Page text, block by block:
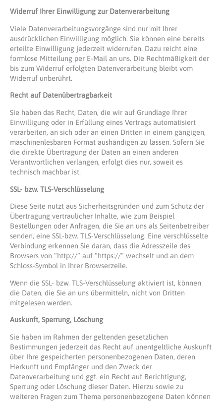
Widerruf Ihrer Einwilligung zur Datenverarbeitung
Viele Datenverarbeitungsvorgänge sind nur mit Ihrer
ausdrücklichen Einwilligung möglich. Sie können eine bereits
erteilte Einwilligung jederzeit widerrufen. Dazu reicht eine
formlose Mitteilung per E-Mail an uns. Die Rechtmäßigkeit der
bis zum Widerruf erfolgten Datenverarbeitung bleibt vom
Widerruf unberührt.
Recht auf Datenübertragbarkeit
Sie haben das Recht, Daten, die wir auf Grundlage Ihrer
Einwilligung oder in Erfüllung eines Vertrags automatisiert
verarbeiten, an sich oder an einen Dritten in einem gängigen,
maschinenlesbaren Format aushändigen zu lassen. Sofern Sie
die direkte Übertragung der Daten an einen anderen
Verantwortlichen verlangen, erfolgt dies nur, soweit es
technisch machbar ist.
SSL- bzw. TLS-Verschlüsselung
Diese Seite nutzt aus Sicherheitsgründen und zum Schutz der
Übertragung vertraulicher Inhalte, wie zum Beispiel
Bestellungen oder Anfragen, die Sie an uns als Seitenbetreiber
senden, eine SSL-bzw. TLS-Verschlüsselung. Eine verschlüsselte
Verbindung erkennen Sie daran, dass die Adresszeile des
Browsers von “http://” auf “https://” wechselt und an dem
Schloss-Symbol in Ihrer Browserzeile.
Wenn die SSL- bzw. TLS-Verschlüsselung aktiviert ist, können
die Daten, die Sie an uns übermitteln, nicht von Dritten
mitgelesen werden.
Auskunft, Sperrung, Löschung
Sie haben im Rahmen der geltenden gesetzlichen
Bestimmungen jederzeit das Recht auf unentgeltliche Auskunft
über Ihre gespeicherten personenbezogenen Daten, deren
Herkunft und Empfänger und den Zweck der
Datenverarbeitung und ggf. ein Recht auf Berichtigung,
Sperrung oder Löschung dieser Daten. Hierzu sowie zu
weiteren Fragen zum Thema personenbezogene Daten können